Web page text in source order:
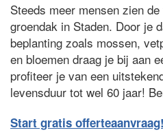
Steeds meer mensen zien
groendak in Staden. Door je
beplanting zoals mossen,
en bloemen draag je bij aan
profiteer je van een
levensduur tot wel 60 jaar!
Start gratis offerteaanvraag!